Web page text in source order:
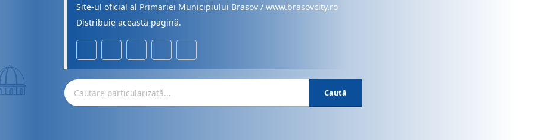
Site-ul oficial al Primariei Municipiului Brasov / www.brasovcity.ro
Distribuie această pagină.
Caută